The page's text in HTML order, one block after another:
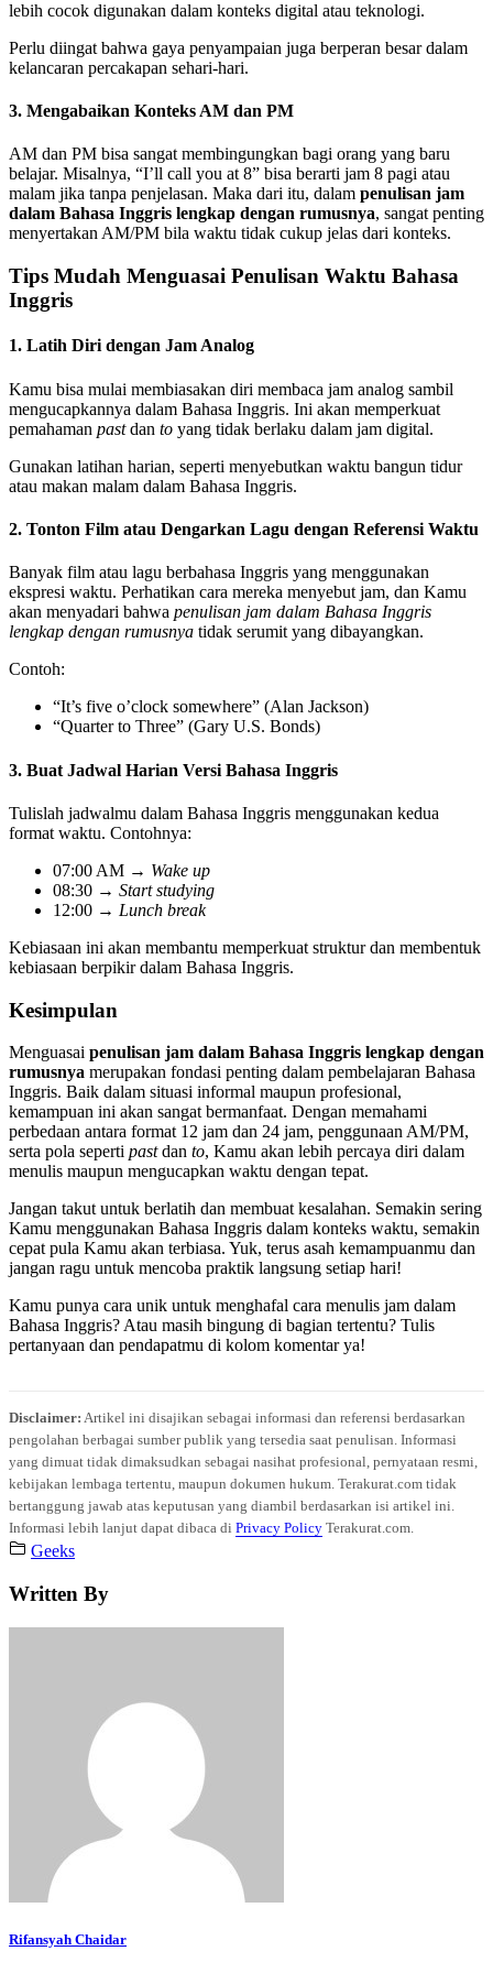
lebih cocok digunakan dalam konteks digital atau teknologi.
Perlu diingat bahwa gaya penyampaian juga berperan besar dalam
kelancaran percakapan sehari-hari.
3. Mengabaikan Konteks AM dan PM
AM dan PM bisa sangat membingungkan bagi orang yang baru
belajar. Misalnya, “I’ll call you at 8” bisa berarti jam 8 pagi atau
malam jika tanpa penjelasan. Maka dari itu, dalam penulisan jam
dalam Bahasa Inggris lengkap dengan rumusnya, sangat penting
menyertakan AM/PM bila waktu tidak cukup jelas dari konteks.
Tips Mudah Menguasai Penulisan Waktu Bahasa
Inggris
1. Latih Diri dengan Jam Analog
Kamu bisa mulai membiasakan diri membaca jam analog sambil
mengucapkannya dalam Bahasa Inggris. Ini akan memperkuat
pemahaman pastdan to yang tidak berlaku dalam jam digital.
Gunakan latihan harian, seperti menyebutkan waktu bangun tidur
atau makan malam dalam Bahasa Inggris.
2. Tonton Film atau Dengarkan Lagu dengan Referensi Waktu
Banyak film atau lagu berbahasa Inggris yang menggunakan
ekspresi waktu. Perhatikan cara mereka menyebut jam, dan Kamu
akan menyadari bahwa penulisan jam dalam Bahasa Inggris
lengkap dengan rumusnya tidak serumit yang dibayangkan.
Contoh:
“It’s five o’clock somewhere” (Alan Jackson)
“Quarter to Three” (Gary U.S. Bonds)
3. Buat Jadwal Harian Versi Bahasa Inggris
Tulislah jadwalmu dalam Bahasa Inggris menggunakan kedua
format waktu. Contohnya:
07:00 AM → Wake up
08:30 → Start studying
12:00 → Lunch break
Kebiasaan ini akan membantu memperkuat struktur dan membentuk
kebiasaan berpikir dalam Bahasa Inggris.
Kesimpulan
Menguasai penulisan jam dalam Bahasa Inggris lengkap dengan
rumusnya merupakan fondasi penting dalam pembelajaran Bahasa
Inggris. Baik dalam situasi informal maupun profesional,
kemampuan ini akan sangat bermanfaat. Dengan memahami
perbedaan antara format 12 jam dan 24 jam, penggunaan AM/PM,
serta pola seperti pastdan to, Kamu akan lebih percaya diri dalam
menulis maupun mengucapkan waktu dengan tepat.
Jangan takut untuk berlatih dan membuat kesalahan. Semakin sering
Kamu menggunakan Bahasa Inggris dalam konteks waktu, semakin
cepat pula Kamu akan terbiasa. Yuk, terus asah kemampuanmu dan
jangan ragu untuk mencoba praktik langsung setiap hari!
Kamu punya cara unik untuk menghafal cara menulis jam dalam
Bahasa Inggris? Atau masih bingung di bagian tertentu? Tulis
pertanyaan dan pendapatmu di kolom komentar ya!
Disclaimer: Artikel ini disajikan sebagai informasi dan referensi berdasarkan
pengolahan berbagai sumber publik yang tersedia saat penulisan. Informasi
yang dimuat tidak dimaksudkan sebagai nasihat profesional, pernyataan resmi,
kebijakan lembaga tertentu, maupun dokumen hukum. Terakurat.com tidak
bertanggung jawab atas keputusan yang diambil berdasarkan isi artikel ini.
Informasi lebih lanjut dapat dibaca di Privacy Policy Terakurat.com.
Geeks
Written By
Rifansyah Chaidar